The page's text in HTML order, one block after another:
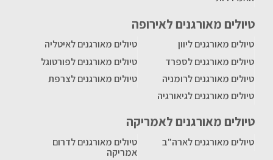
טיולים מאורגנים לאירופה
טיולים מאורגנים ליוון
טיולים מאורגנים לאיטליה
טיולים מאורגנים לספרד
טיולים מאורגנים לפורטוגל
טיולים מאורגנים לרומניה
טיולים מאורגנים לצרפת
טיולים מאורגנים לגיאורגיה
טיולים מאורגנים לאמריקה
טיולים מאורגנים לארה"ב
טיולים מאורגנים לדרום
אמריקה